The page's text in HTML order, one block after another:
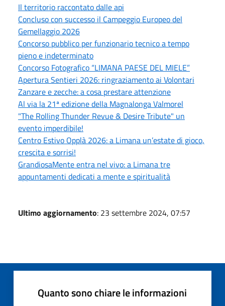
Il territorio raccontato dalle api
Concluso con successo il Campeggio Europeo del
Gemellaggio 2026
Concorso pubblico per funzionario tecnico a tempo
pieno e indeterminato
Concorso Fotografico “LIMANA PAESE DEL MIELE”
Apertura Sentieri 2026: ringraziamento ai Volontari
Zanzare e zecche: a cosa prestare attenzione
Al via la 21ª edizione della Magnalonga Valmorel
"The Rolling Thunder Revue & Desire Tribute" un
evento imperdibile!
Centro Estivo Opplà 2026: a Limana un’estate di gioco,
crescita e sorrisi!
GrandiosaMente entra nel vivo: a Limana tre
appuntamenti dedicati a mente e spiritualità
Ultimo aggiornamento: 23 settembre 2024, 07:57
Quanto sono chiare le informazioni